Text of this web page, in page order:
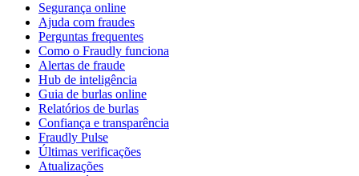
Segurança online
Ajuda com fraudes
Perguntas frequentes
Como o Fraudly funciona
Alertas de fraude
Hub de inteligência
Guia de burlas online
Relatórios de burlas
Confiança e transparência
Fraudly Pulse
Últimas verificações
Atualizações